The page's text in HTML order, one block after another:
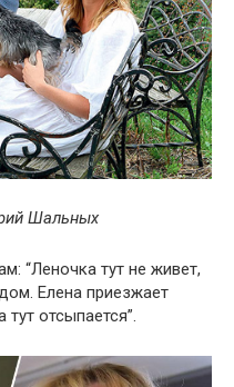
Шальных
“Леночка тут не живет,
Елена приезжает
отсыпается”.